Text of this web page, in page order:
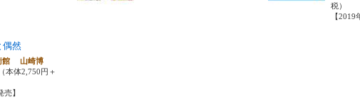
税）
【2019
偶然
館 山崎博
本体2,750円＋
売】